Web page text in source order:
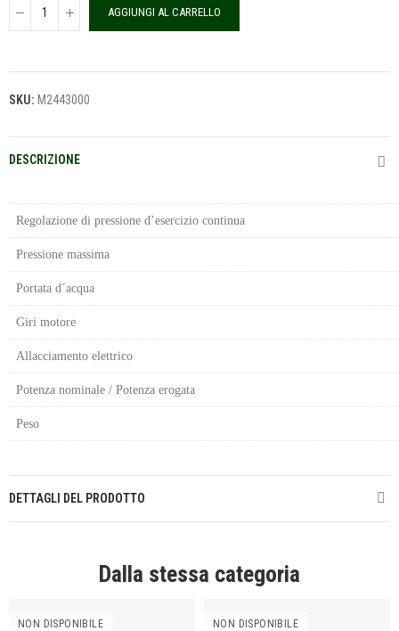
AGGIUNGI AL CARRELLO
SKU: M2443000
DESCRIZIONE
Regolazione di pressione d’esercizio continua
Pressione massima
Portata d´acqua
Giri motore
Allacciamento elettrico
Potenza nominale / Potenza erogata
Peso
DETTAGLI DEL PRODOTTO
Dalla stessa categoria
NON DISPONIBILE NON DISPONIBILE